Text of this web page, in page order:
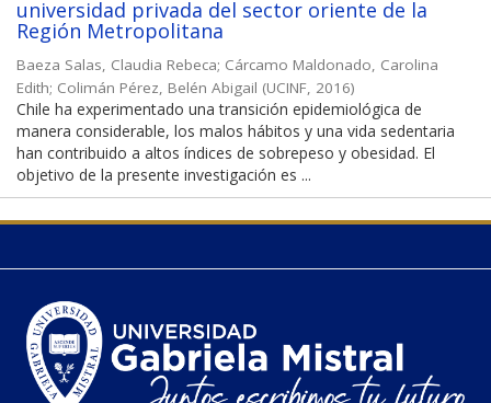
universidad privada del sector oriente de la
Región Metropolitana
Baeza Salas, Claudia Rebeca; Cárcamo Maldonado, Carolina
Edith; Colimán Pérez, Belén Abigail (UCINF, 2016)
Chile ha experimentado una transición epidemiológica de
manera considerable, los malos hábitos y una vida sedentaria
han contribuido a altos índices de sobrepeso y obesidad. El
objetivo de la presente investigación es ...